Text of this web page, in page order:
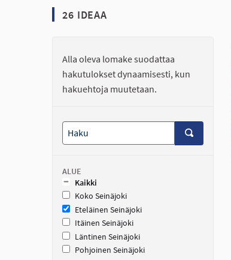
26 IDEAA
Alla oleva lomake suodattaa
hakutulokset dynaamisesti, kun
hakuehtoja muutetaan.
ALUE
Kaikki
Koko Seinäjoki
Eteläinen Seinäjoki
Itäinen Seinäjoki
Läntinen Seinäjoki
Pohjoinen Seinäjoki